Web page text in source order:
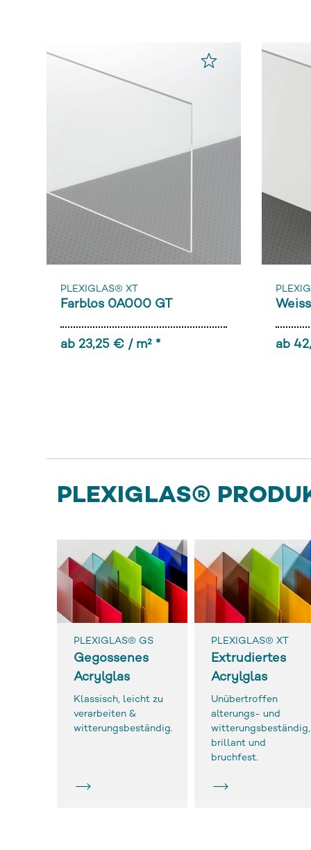
PLEXIGLAS® XT
Farblos 0A000 GT
ab 23,25 € / m² * ab
PLEXIGLAS®
PLEXIGLAS® GS
Gegossenes
Acrylglas
Klassisch, leicht zu
verarbeiten &
witterungsbeständig.
PLEXIGLAS® XT
Extrudiertes
Acrylglas
Unübertroffen
alterungs- und
witterungsbeständig,
brillant und
bruchfest.
Previous